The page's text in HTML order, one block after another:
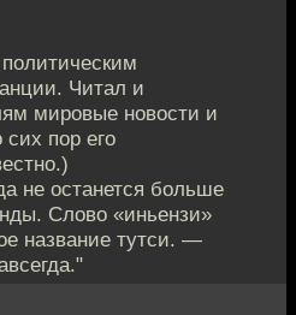
Читал и
мировые новости и
пор его
не останется больше
Слово «иньензи»
название тутси. —